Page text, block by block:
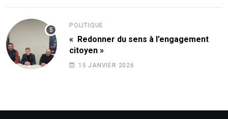
POLITIQUE
« Redonner du sens à l’engagement
citoyen »
15 JANVIER 2026